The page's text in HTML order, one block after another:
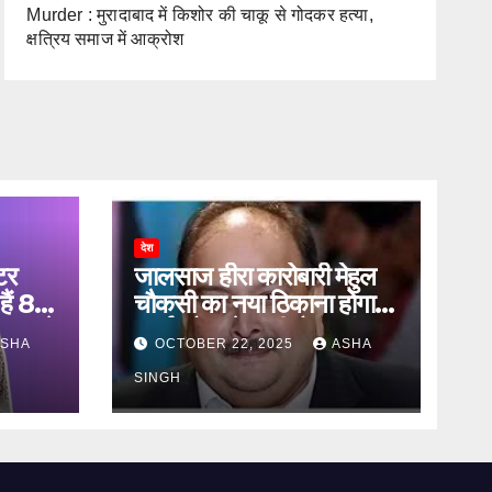
Murder : मुरादाबाद में किशोर की चाकू से गोदकर हत्या,
क्षत्रिय समाज में आक्रोश
हैं 83
ने
देश
जालसाज हीरा कारोबारी मेहुल
चौकसी का नया ठिकाना होगा
ऑर्थर रोड जेल की बैरक नंबर
12OCTOBER 22, 2025 ASHA
SINGH